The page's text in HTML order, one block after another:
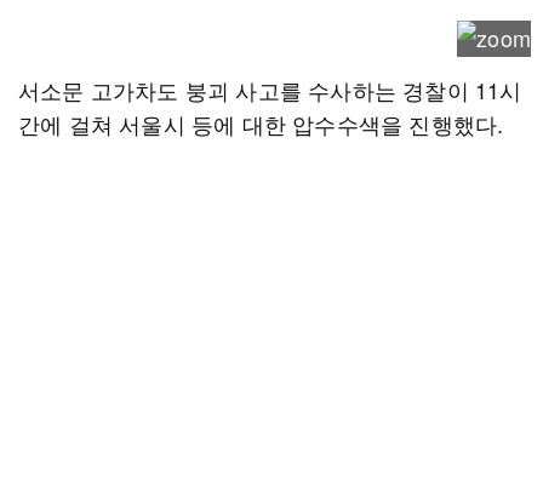
서소문 고가차도 붕괴 사고를 수사하는 경찰이 11시
간에 걸쳐 서울시 등에 대한 압수수색을 진행했다.